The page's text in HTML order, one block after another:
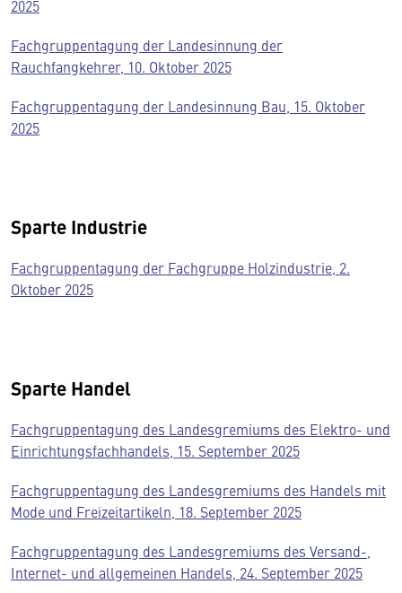
2025
Fachgruppentagung der Landesinnung der
Rauchfangkehrer, 10. Oktober 2025
Fachgruppentagung der Landesinnung Bau, 15. Oktober
2025
Sparte Industrie
Fachgruppentagung der Fachgruppe Holzindustrie, 2.
Oktober 2025
Sparte Handel
Fachgruppentagung des Landesgremiums des Elektro- und
Einrichtungsfachhandels, 15. September 2025
Fachgruppentagung des Landesgremiums des Handels mit
Mode und Freizeitartikeln, 18. September 2025
Fachgruppentagung des Landesgremiums des Versand-,
Internet- und allgemeinen Handels, 24. September 2025